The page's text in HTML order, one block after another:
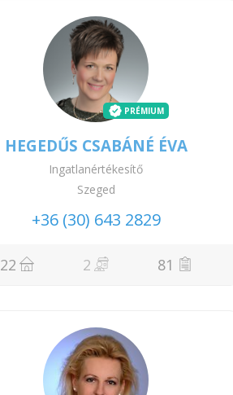
PRÉMIUM
HEGEDŰS CSABÁNÉ ÉVA
Ingatlanértékesítő
Szeged
+36 (30) 643 2829
22 2 81